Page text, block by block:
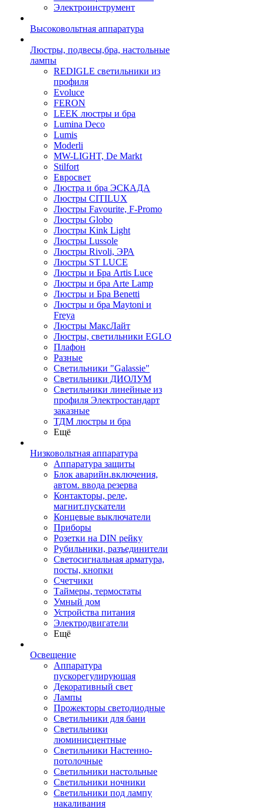
Электроинструмент
Высоковольтная аппаратура
Люстры, подвесы,бра, настольные
лампы
REDIGLE светильники из
профиля
Evoluce
FERON
LEEK люстры и бра
Lumina Deco
Lumis
Moderli
MW-LIGHT, De Markt
Stilfort
Евросвет
Люстра и бра ЭСКАДА
Люстры CITILUX
Люстры Favourite, F-Promo
Люстры Globo
Люстры Kink Light
Люстры Lussole
Люстры Rivoli, ЭРА
Люстры ST LUCE
Люстры и Бра Artis Luce
Люстры и бра Arte Lamp
Люстры и Бра Benetti
Люстры и бра Maytoni и
Freya
Люстры МаксЛайт
Люстры, светильники EGLO
Плафон
Разные
Светильники "Galassie"
Светильники ДИОЛУМ
Светильники линейные из
профиля Электростандарт
заказные
ТДМ люстры и бра
Ещё
Низковольтная аппаратура
Аппаратура защиты
Блок аварийн.включения,
автом. ввода резерва
Контакторы, реле,
магнит.пускатели
Концевые выключатели
Приборы
Розетки на DIN рейку
Рубильники, разъединители
Светосигнальная арматура,
посты, кнопки
Счетчики
Таймеры, термостаты
Умный дом
Устройства питания
Электродвигатели
Ещё
Освещение
Аппаратура
пускорегулирующая
Декоративный свет
Лампы
Прожекторы светодиодные
Светильники для бани
Светильники
люминисцентные
Светильники Настенно-
потолочные
Светильники настольные
Светильники ночники
Светильники под лампу
накаливания